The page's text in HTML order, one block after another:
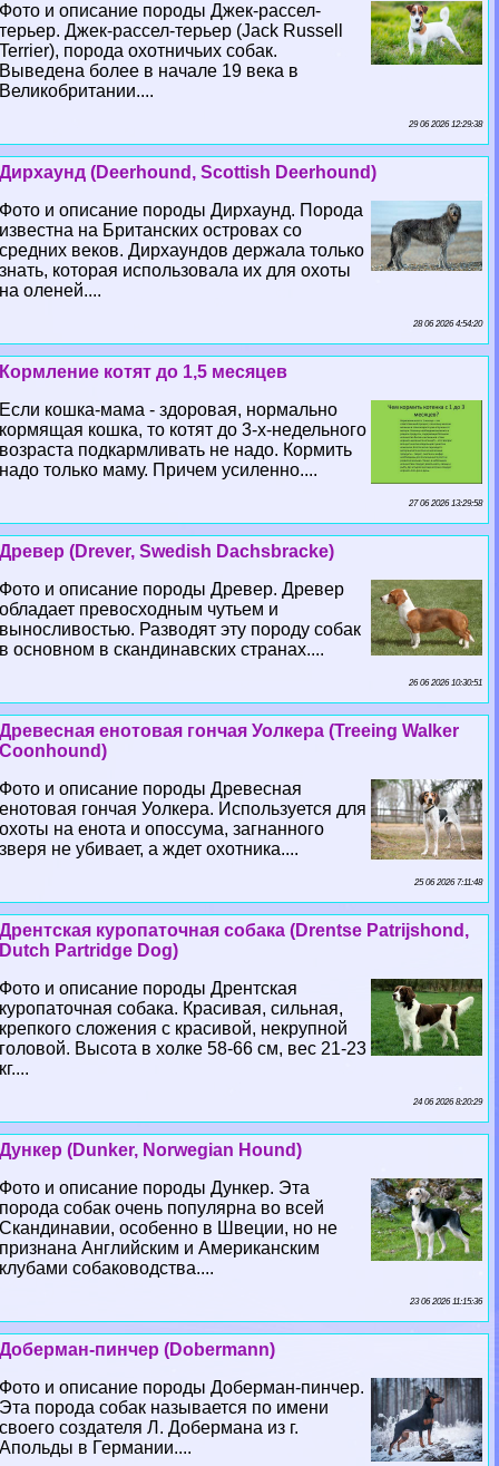
Фото и описание породы Джек-рассел-
терьер. Джек-рассел-терьер (Jack Russell
Terrier), порода охотничьих собак.
Выведена более в начале 19 века в
Великобритании....
29 06 2026 12:29:38
Дирхаунд (Deerhound, Scottish Deerhound)
Фото и описание породы Дирхаунд. Порода
известна на Британских островах со
средних веков. Дирхаундов держала только
знать, которая использовала их для охоты
на оленей....
28 06 2026 4:54:20
Кормление котят до 1,5 месяцев
Если кошка-мама - здоровая, нормально
кормящая кошка, то котят до 3-х-недельного
возраста подкармливать не надо. Кормить
надо только маму. Причем усиленно....
27 06 2026 13:29:58
Древер (Drever, Swedish Dachsbracke)
Фото и описание породы Древер. Древер
обладает превосходным чутьем и
выносливостью. Разводят эту породу собак
в основном в скандинавских странах....
26 06 2026 10:30:51
Древесная енотовая гончая Уолкера (Treeing Walker
Coonhound)
Фото и описание породы Древесная
енотовая гончая Уолкера. Используется для
охоты на енота и опоссума, загнанного
зверя не убивает, а ждет охотника....
25 06 2026 7:11:48
Дрентская куропаточная собака (Drentse Patrijshond,
Dutch Partridge Dog)
Фото и описание породы Дрентская
куропаточная собака. Красивая, сильная,
крепкого сложения с красивой, некрупной
головой. Высота в холке 58-66 см, вес 21-23
кг....
24 06 2026 8:20:29
Дункер (Dunker, Norwegian Hound)
Фото и описание породы Дункер. Эта
порода собак очень популярна во всей
Скандинавии, особенно в Швеции, но не
признана Английским и Американским
клубами собаководства....
23 06 2026 11:15:36
Доберман-пинчер (Dobermann)
Фото и описание породы Доберман-пинчер.
Эта порода собак называется по имени
своего создателя Л. Добермана из г.
Апольды в Германии....